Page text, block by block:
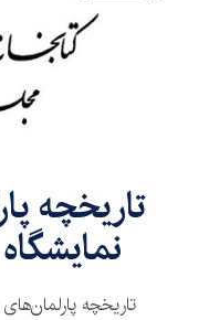
تاریخچه
تاریخچه